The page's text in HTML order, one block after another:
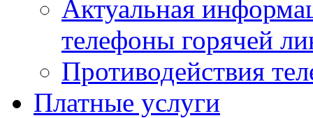
Актуальная
телефоны горячей
Противодействия
Платные услуги